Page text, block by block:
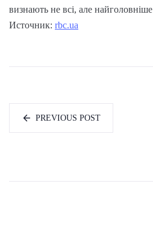
визнають не всі, але
Источник: rbc.ua
PREVIOUS POST